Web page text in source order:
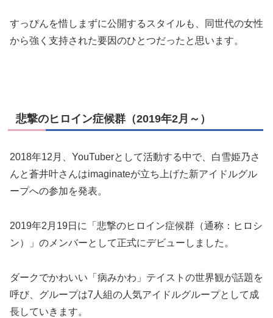
すっぴんを惜しまずに公開するスタイルも、同世代の女性
から強く支持された要因のひとつだったと思います。
悲撃のヒロイン症候群（2019年2月～）
2018年12月、YouTuberとして活動する中で、白雪姫乃さ
んと蒼井叶さんはimaginateが立ち上げた新アイドルグル
ープへの参加を発表。
2019年2月19日に「悲撃のヒロイン症候群（通称：ヒロシ
ン）」のメンバーとして正式にデビューしました。
ダークでかわいい「病みかわ」テイストの世界観が話題を
呼び、グループは7人組の人気アイドルグループとして成
長していきます。